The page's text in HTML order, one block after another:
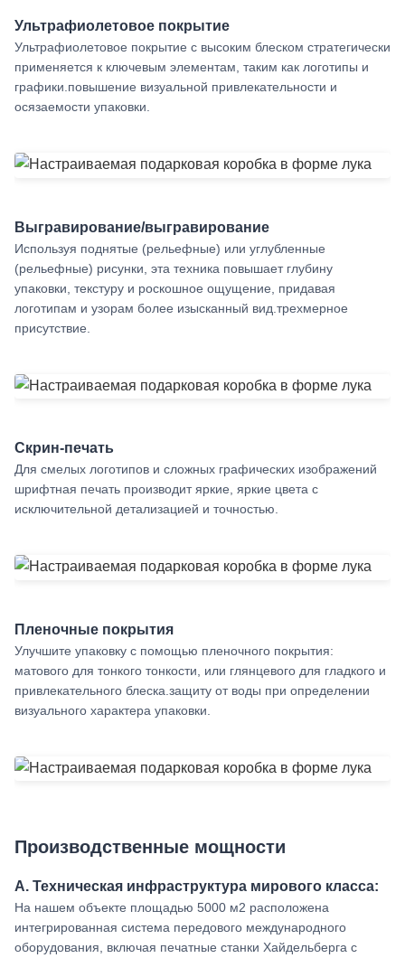
Ультрафиолетовое покрытие
Ультрафиолетовое покрытие с высоким блеском стратегически
применяется к ключевым элементам, таким как логотипы и
графики.повышение визуальной привлекательности и
осязаемости упаковки.
Выгравирование/выгравирование
Используя поднятые (рельефные) или углубленные
(рельефные) рисунки, эта техника повышает глубину
упаковки, текстуру и роскошное ощущение, придавая
логотипам и узорам более изысканный вид.трехмерное
присутствие.
Скрин-печать
Для смелых логотипов и сложных графических изображений
шрифтная печать производит яркие, яркие цвета с
исключительной детализацией и точностью.
Пленочные покрытия
Улучшите упаковку с помощью пленочного покрытия:
матового для тонкого тонкости, или глянцевого для гладкого и
привлекательного блеска.защиту от воды при определении
визуального характера упаковки.
Производственные мощности
A. Техническая инфраструктура мирового класса:
На нашем объекте площадью 5000 м2 расположена
интегрированная система передового международного
оборудования, включая печатные станки Хайдельберга с